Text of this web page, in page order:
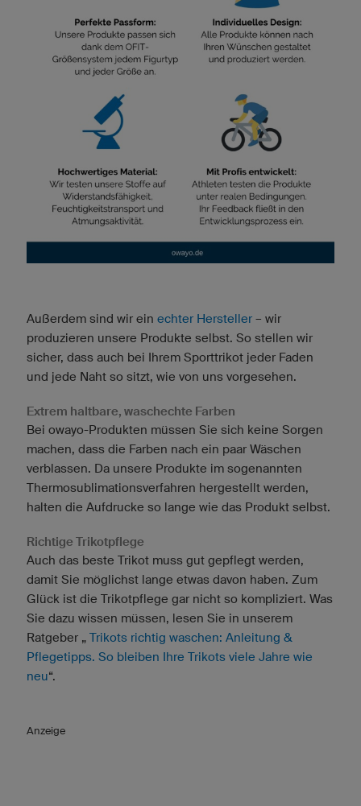
Außerdem sind wir ein echter Hersteller – wir
produzieren unsere Produkte selbst. So stellen wir
sicher, dass auch bei Ihrem Sporttrikot jeder Faden
und jede Naht so sitzt, wie von uns vorgesehen.
Extrem haltbare, waschechte Farben
Bei owayo-Produkten müssen Sie sich keine Sorgen
machen, dass die Farben nach ein paar Wäschen
verblassen. Da unsere Produkte im sogenannten
Thermosublimationsverfahren hergestellt werden,
halten die Aufdrucke so lange wie das Produkt selbst.
Richtige Trikotpflege
Auch das beste Trikot muss gut gepflegt werden,
damit Sie möglichst lange etwas davon haben. Zum
Glück ist die Trikotpflege gar nicht so kompliziert. Was
Sie dazu wissen müssen, lesen Sie in unserem
Ratgeber „ Trikots richtig waschen: Anleitung &
Pflegetipps. So bleiben Ihre Trikots viele Jahre wie
neu“.
Anzeige